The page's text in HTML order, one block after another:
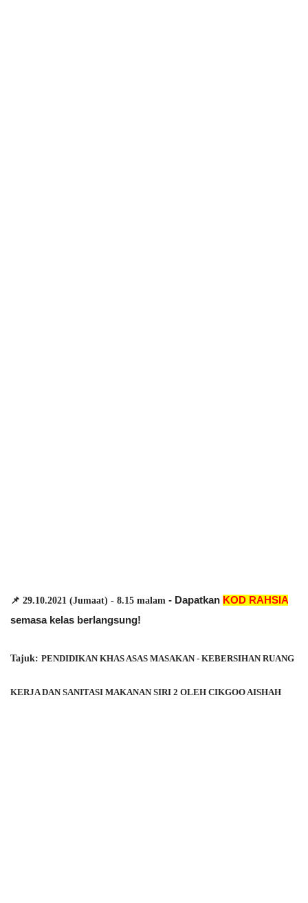
📌 29.10.2021 (Jumaat) - 8.15 malam - Dapatkan KOD RAHSIA
semasa kelas berlangsung!
Tajuk: PENDIDIKAN KHAS ASAS MASAKAN - KEBERSIHAN RUANG
KERJA DAN SANITASI MAKANAN SIRI 2 OLEH CIKGOO AISHAH